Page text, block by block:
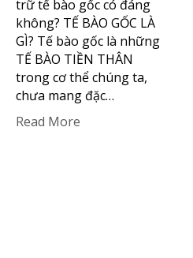
trữ tế bào gốc có đáng
không? TẾ BÀO GỐC LÀ
GÌ? Tế bào gốc là những
TẾ BÀO TIỀN THÂN
trong cơ thể chúng ta,
chưa mang đặc…
Read More